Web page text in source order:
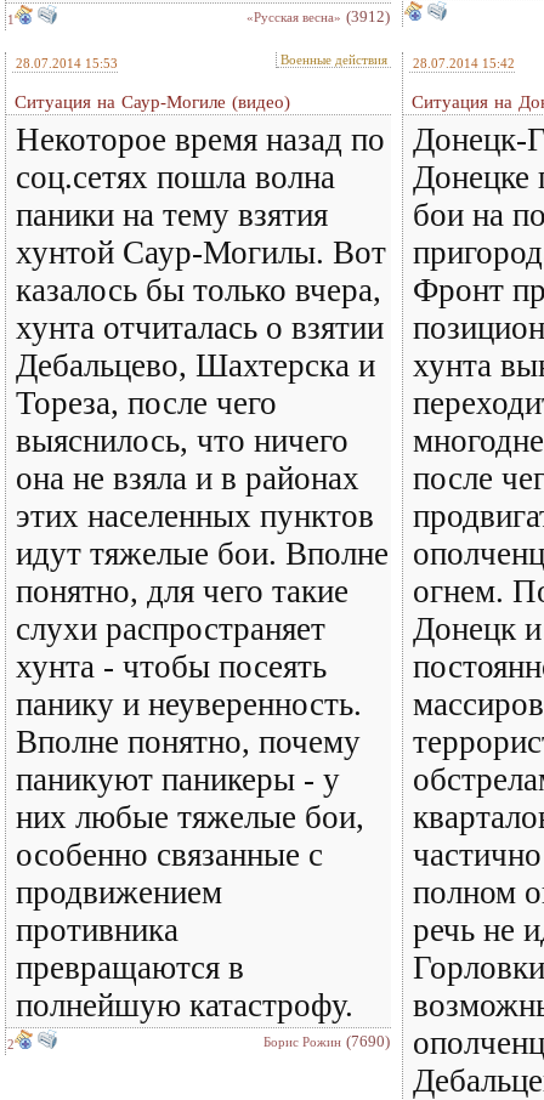
1 «Русская весна» (3912)
28.07.2014 15:53 Военные действия
Ситуация на Саур-Могиле (видео)
Некоторое время назад по
соц.сетях пошла волна
паники на тему взятия
хунтой Саур-Могилы. Вот
казалось бы только вчера,
хунта отчиталась о взятии
Дебальцево, Шахтерска и
Тореза, после чего
выяснилось, что ничего
она не взяла и в районах
этих населенных пунктов
идут тяжелые бои. Вполне
понятно, для чего такие
слухи распространяет
хунта - чтобы посеять
панику и неуверенность.
Вполне понятно, почему
паникуют паникеры - у
них любые тяжелые бои,
особенно связанные с
продвижением
противника
превращаются в
полнейшую катастрофу.
2 Борис Рожин (7690)
28.07.2014 15:42
Ситуация на
Донецк-
Донецке
бои на
Фронт
хунта
после
огнем.
Донецк
полном
речь не